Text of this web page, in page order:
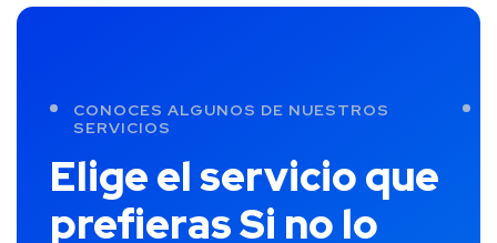
CONOCES ALGUNOS DE NUESTROS
SERVICIOS
Elige el servicio que
prefierasSi no lo